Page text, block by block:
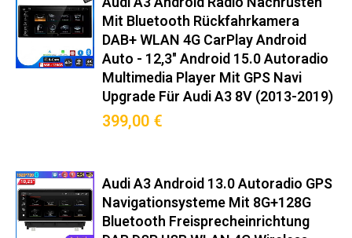
Perfekte Lösung für:
✧ Nachrüstung veralteter Fabrikradios
✧ Navigation ohne Smartphone-Halterung
✧ Musikstreaming mit DAB+-Empfang
✧ Rückfahrkamera-Integration (optional)
✧ OBD2-Datenanzeige im Dashboard ‌
Garantie & Service‌
✅ 18 Monate Herstellergarantie
✅ Telefonische Einbauberatung (* bei fachgerechtem Einbau)
✅ 48h-Versand aus deutschem Lager
Vorteilsvergleich‌
Gegenüber Originalradio:
Mit Bluetooth Rückfahrkamera
DAB+ WLAN 4G CarPlay Android
Auto - 12,3" Android 15.0 Autoradio
Multimedia Player Mit GPS Navi
Upgrade Für Audi A3 8V (2013-2019)
399,00 €
Audi A3 Android 13.0 Autoradio GPS
Navigationsysteme Mit 8G+128G
Bluetooth Freisprecheinrichtung